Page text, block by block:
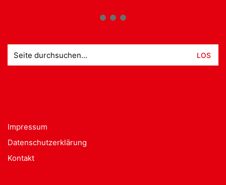
nach:
Impressum
Datenschutzerklärung
Kontakt